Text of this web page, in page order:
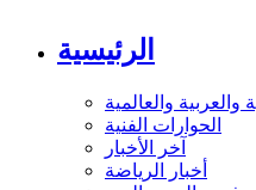
الرئيسية
والعربية والعالمية
الحوارات الفنية
آخر الأخبار
أخبار الرياضة